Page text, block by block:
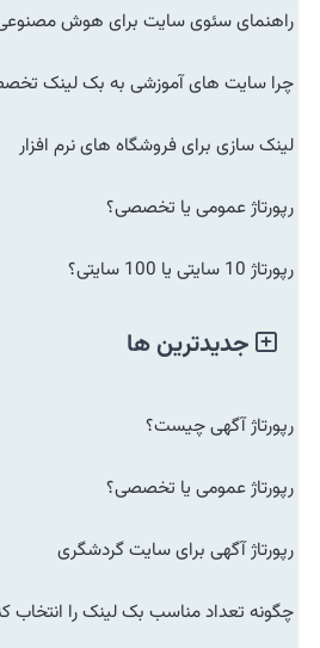
راهنمای سئوی سایت برای هوش
چرا سایت های آموزشی به بک لینک
لینک سازی برای فروشگاه های نرم افزار
رپورتاژ عمومی یا تخصصی؟
رپورتاژ 10 سایتی یا 100 سایتی؟
جدیدترین ها
رپورتاژ آگهی چیست؟
رپورتاژ عمومی یا تخصصی؟
رپورتاژ آگهی برای سایت گردشگری
چگونه تعداد مناسب بک لینک را انتخاب